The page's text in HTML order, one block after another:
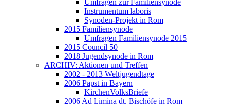
Umfragen zur Familiensynode
Instrumentum laboris
Synoden-Projekt in Rom
2015 Familiensynode
Umfragen Familiensynode 2015
2015 Council 50
2018 Jugendsynode in Rom
ARCHIV: Aktionen und Treffen
2002 - 2013 Weltjugendtage
2006 Papst in Bayern
KirchenVolksBriefe
2006 Ad Limina dt. Bischöfe in Rom